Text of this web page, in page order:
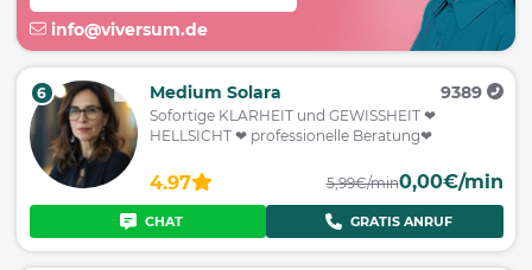
info@viversum.de
6 Medium Solara 9389
Sofortige KLARHEIT und GEWISSHEIT ❤
HELLSICHT ❤ professionelle Beratung❤
4.97 5,99€/min0,00€/min
CHAT GRATIS ANRUF